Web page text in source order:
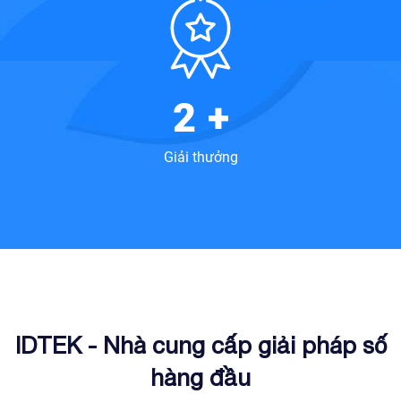
2 +
Giải thưởng
IDTEK - Nhà cung cấp giải pháp số
hàng đầu